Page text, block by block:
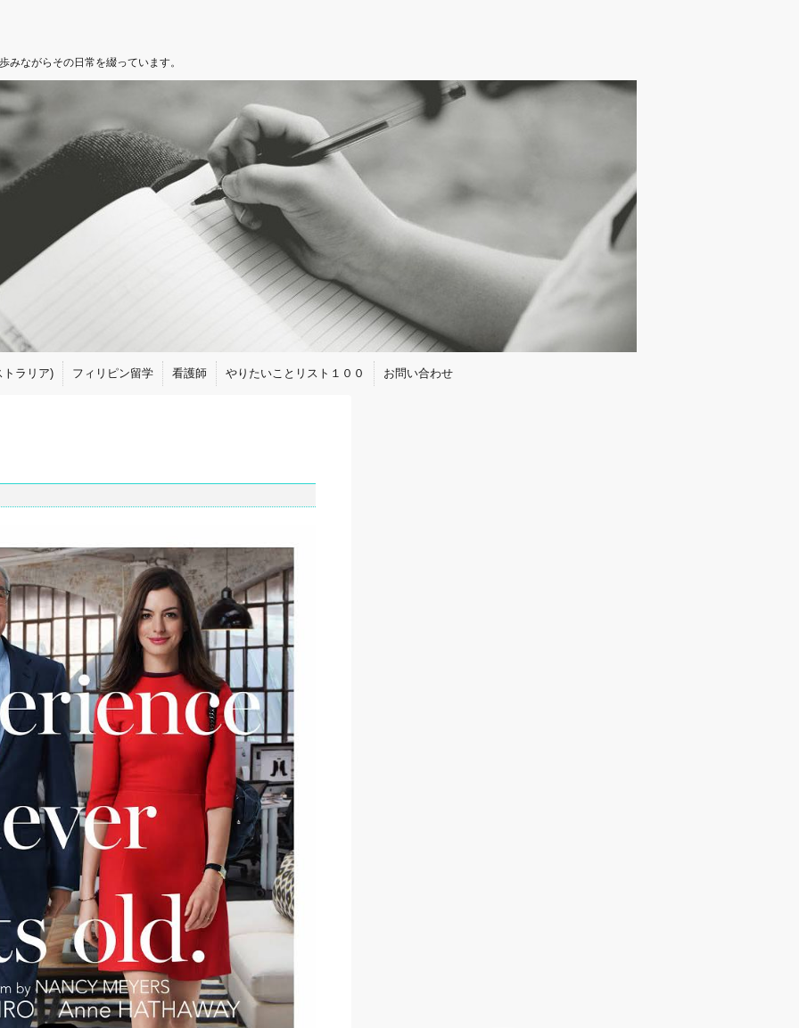
ながらその日常を綴っています。
トラリア) フィリピン留学 看護師 やりたいことリスト１００ お問い合わせ